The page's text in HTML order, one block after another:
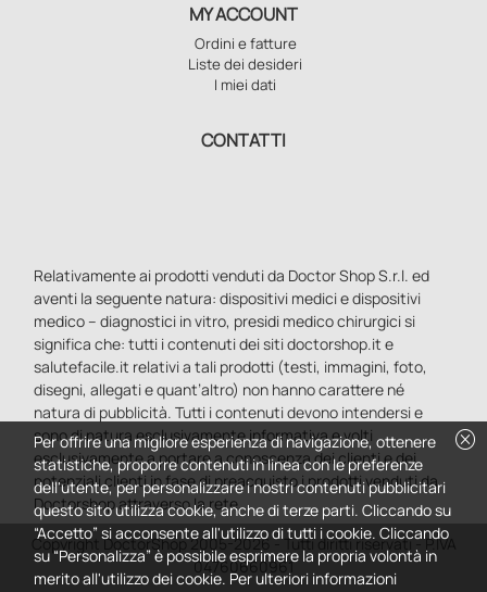
MY ACCOUNT
Ordini e fatture
Liste dei desideri
I miei dati
CONTATTI
Relativamente ai prodotti venduti da Doctor Shop S.r.l. ed
aventi la seguente natura: dispositivi medici e dispositivi
medico – diagnostici in vitro, presidi medico chirurgici si
significa che: tutti i contenuti dei siti doctorshop.it e
salutefacile.it relativi a tali prodotti (testi, immagini, foto,
disegni, allegati e quant’altro) non hanno carattere né
natura di pubblicità. Tutti i contenuti devono intendersi e
sono di natura esclusivamente informativa e volti
esclusivamente a portare a conoscenza dei clienti e dei
potenziali clienti in fase di preacquisto i prodotti venduti da
Doctorshop attraverso la rete.
Copyright DoctorShop 2005-2026 - Tutti diritti riservati - P.IVA
04760660961
cancel
Per offrire una migliore esperienza di navigazione, ottenere
statistiche, proporre contenuti in linea con le preferenze
dell'utente, per personalizzare i nostri contenuti pubblicitari
questo sito utilizza cookie, anche di terze parti. Cliccando su
“Accetto” si acconsente all'utilizzo di tutti i cookie. Cliccando
su “Personalizza” è possibile esprimere la propria volontà in
merito all'utilizzo dei cookie. Per ulteriori informazioni